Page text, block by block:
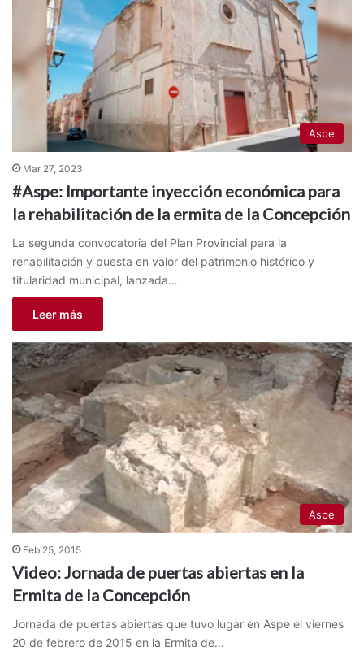
Aspe
Mar 27, 2023
#Aspe: Importante inyección económica para
la rehabilitación de la ermita de la Concepción
La segunda convocatoria del Plan Provincial para la
rehabilitación y puesta en valor del patrimonio histórico y
titularidad municipal, lanzada…
Leer más
Aspe
Feb 25, 2015
Video: Jornada de puertas abiertas en la
Ermita de la Concepción
Jornada de puertas abiertas que tuvo lugar en Aspe el viernes
20 de febrero de 2015 en la Ermita de…